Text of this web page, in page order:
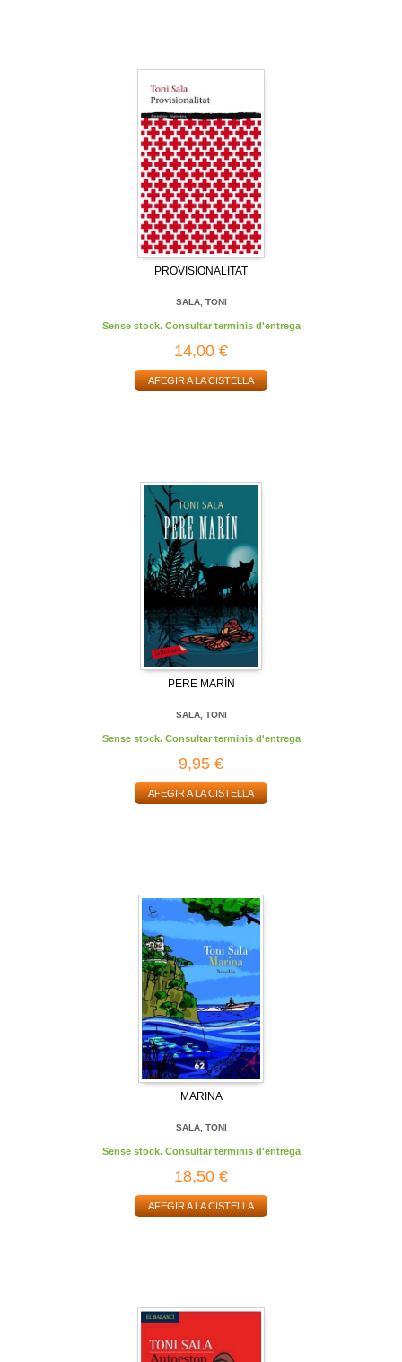
PROVISIONALITAT
SALA, TONI
Sense stock. Consultar terminis d'entrega
14,00 €
AFEGIR A LA CISTELLA
PERE MARÍN
SALA, TONI
Sense stock. Consultar terminis d'entrega
9,95 €
AFEGIR A LA CISTELLA
MARINA
SALA, TONI
Sense stock. Consultar terminis d'entrega
18,50 €
AFEGIR A LA CISTELLA